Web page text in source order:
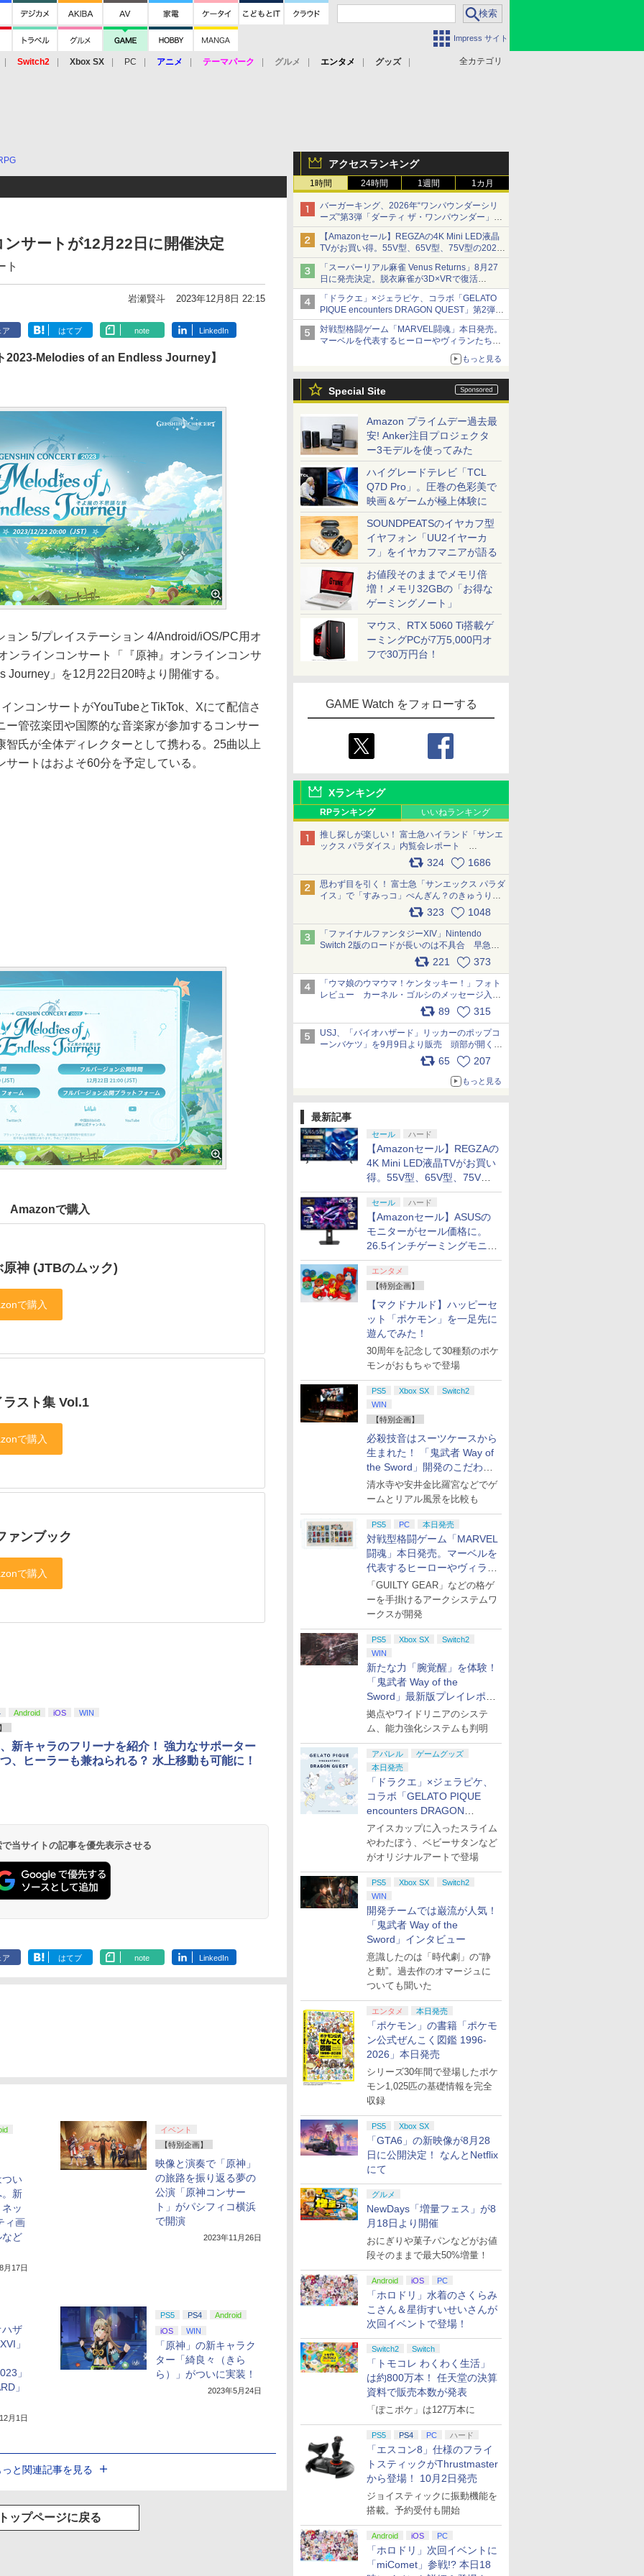
Impress サイト
全カテゴリ
Switch2 Xbox SX PC アニメ テーマパーク グルメ エンタメ
グッズ
アクセスランキング
1時間 24時間 1週間 1カ月
バーガーキング、2026年“ワンパウンダーシリ
ーズ”第3弾「ダーティ ザ・ワンパウンダー」を
8月7日発売
「特製ガーリックマヨソース」を使用した超大
型チーズバーガー
【Amazonセール】REGZAの4K Mini LED液晶
TVがお買い得。55V型、65V型、75V型の2026
年モデルがラインナップ
「スーパーリアル麻雀 Venus Returns」8月27
日に発売決定。脱衣麻雀が3D×VRで復活
発売から2週間は20%オフになるセールが実施
「ドラクエ」×ジェラピケ、コラボ「GELATO
PIQUE encounters DRAGON QUEST」第2弾が
本日発売
アイスカップに入ったスライムやわたぼう、ベ
ビーサタンなどがオリジナルアートで登場
対戦型格闘ゲーム「MARVEL闘魂」本日発売。
マーベルを代表するヒーローやヴィランたちが
「GUILTY GEAR」などの格ゲーを手掛けるア
もっと見る
Special Site
Amazon プライムデー過去最
安! Anker注目プロジェクタ
ー3モデルを使ってみた
ハイグレードテレビ「TCL
Q7D Pro」。圧巻の色彩美で
映画＆ゲームが極上体験に
SOUNDPEATSのイヤカフ型
イヤフォン「UU2イヤーカ
フ」をイヤカフマニアが語る
お値段そのままでメモリ倍
増！メモリ32GBの「お得な
ゲーミングノート」
マウス、RTX 5060 Ti搭載ゲ
ーミングPCが7万5,000円オ
フで30万円台！
GAME Watch をフォローする
Xランキング
RPランキング いいねランキング
推し探しが楽しい！ 富士急ハイランド「サンエ
ックス パラダイス」内覧会レポート
324 1686
思わず目を引く！ 富士急「サンエックス パラダ
イス」で「すみっコ」ぺんぎん？のきゅうりド
ッグを食べてみた イラストそのままのメニュ
ー化に挑戦。これが意外にもおいしい
pic.x.com/Kgl04hZaeg
323 1048
「ファイナルファンタジーXIV」Nintendo
Switch 2版のロードが長いのは不具合 早急に
アップデートできるよう対応中221 373
「ウマ娘のウマウマ！ケンタッキー！」フォト
レビュー カーネル・ゴルシのメッセージ入り
パッケージや描き下ろしトレカなどが登場
89 315
USJ、「バイオハザード」リッカーのポップコ
ーンバケツ」を9月9日より販売 頭部が開く仕
組み。味は恐怖を堪のう「味噌フレーバー」
65 207
もっと見る
最新記事
セール ハード
【Amazonセール】REGZAの
4K Mini LED液晶TVがお買い
得。55V型、65V型、75V型
の2026年モデルがラインナ
ップ
セール ハード
【Amazonセール】ASUSの
モニターがセール価格に。
26.5インチゲーミングモニタ
ー「ROG Strix OLED
XG27ACDMS」限定モデルも
お買い得
エンタメ
【特別企画】
【マクドナルド】ハッピーセ
ット「ポケモン」を一足先に
遊んでみた！
30周年を記念して30種類のポケ
モンがおもちゃで登場
PS5 Xbox SX
Switch2
WIN
【特別企画】
必殺技音はスーツケースから
生まれた！ 「鬼武者 Way of
the Sword」開発のこだわり
を目撃！
清水寺や安井金比羅宮などでゲ
ームとリアル風景を比較も
PS5 PC 本日発売
対戦型格闘ゲーム「MARVEL
闘魂」本日発売。マーベルを
代表するヒーローやヴィラン
たちが登場
「GUILTY GEAR」などの格ゲ
ーを手掛けるアークシステムワ
ークスが開発
PS5 Xbox SX
Switch2
WIN
新たな力「腕覚醒」を体験！
「鬼武者 Way of the
Sword」最新版プレイレポー
ト
拠点やワイドリニアのシステ
ム、能力強化システムも判明
アパレル
ゲームグッズ
本日発売
「ドラクエ」×ジェラピケ、
コラボ「GELATO PIQUE
encounters DRAGON
QUEST」第2弾が本日発売
アイスカップに入ったスライム
やわたぼう、ベビーサタンなど
がオリジナルアートで登場
PS5 Xbox SX
Switch2
WIN
開発チームでは巌流が人気！
「鬼武者 Way of the
Sword」インタビュー
意識したのは「時代劇」の“静
と動”。過去作のオマージュに
ついても聞いた
エンタメ 本日発売
「ポケモン」の書籍「ポケモ
ン公式ぜんこく図鑑 1996-
2026」本日発売
シリーズ30年間で登場したポケ
モン1,025匹の基礎情報を完全
収録
PS5 Xbox SX
「GTA6」の新映像が8月28
日に公開決定！ なんとNetflix
にて
グルメ
NewDays「増量フェス」が8
月18日より開催
おにぎりや菓子パンなどがお値
段そのままで最大50%増量！
Android iOS PC
「ホロドリ」水着のさくらみ
こさん＆星街すいせいさんが
次回イベントで登場！
Switch2 Switch
「トモコレ わくわく生活」
は約800万本！ 任天堂の決算
資料で販売本数が発表
「ぽこポケ」は127万本に
PS5 PS4 PC ハード
「エスコン8」仕様のフライ
トスティックがThrustmaster
から登場！ 10月2日発売
ジョイスティックに振動機能を
搭載。予約受付も開始
Android iOS PC
「ホロドリ」次回イベントに
「miComet」参戦!? 本日18
サートが12月22日に開催決定
ト
岩瀬賢斗 2023年12月8日 22:15
ア はてブ note LinkedIn
2023-Melodies of an Endless Journey】
ン 5/プレイステーション 4/Android/iOS/PC用オ
ンラインコンサート「『原神』オンラインコンサ
Journey」を12月22日20時より開催する。
コンサートがYouTubeとTikTok、Xにて配信さ
ー管弦楽団や国際的な音楽家が参加するコンサー
氏が全体ディレクターとして携わる。25曲以上
ートはおよそ60分を予定している。
Amazonで購入
原神 (JTBのムック)
ラスト集 Vol.1
ァンブック
Android iOS
WIN
新キャラのフリーナを紹介！ 強力なサポーター
、ヒーラーも兼ねられる？ 水上移動も可能に！
当サイトの記事を優先表示させる
ア はてブ note LinkedIn
つい
。新
ッ
ィ画
など
月17日
イベント
【特別企画】
映像と演奏で「原神」
の旅路を振り返る夢の
公演「原神コンサー
ト」がパシフィコ横浜
で開演
2023年11月26日
ハザ
」
」
」
月1日
PS5 PS4
Android
iOS
WIN
「原神」の新キャラク
ター「綺良々（きら
ら）」がついに実装！
2023年5月24日
と関連記事を見る
ップページに戻る